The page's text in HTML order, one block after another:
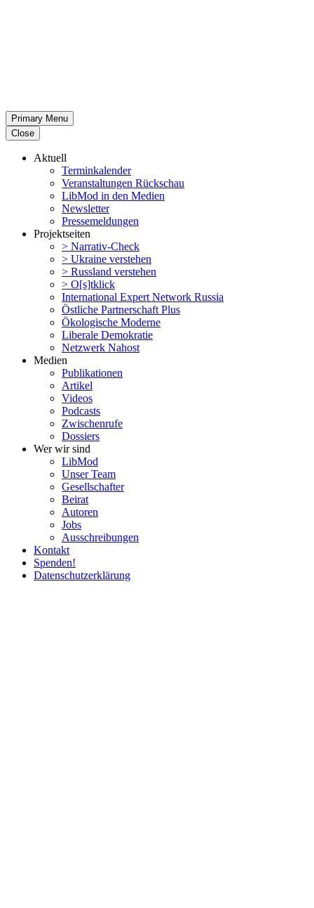
Primary Menu
Close
Aktuell
Termin­ka­lender
Veran­stal­tungen Rückschau
LibMod in den Medien
Newsletter
Presse­mel­dungen
Projekt­seiten
> Narrativ-Check
> Ukraine verstehen
> Russland verstehen
> O[s]tklick
Inter­na­tional Expert Network Russia
Östliche Partner­schaft Plus
Ökolo­gische Moderne
Liberale Demokratie
Netzwerk Nahost
Medien
Publi­ka­tionen
Artikel
Videos
Podcasts
Zwischenrufe
Dossiers
Wer wir sind
LibMod
Unser Team
Gesell­schafter
Beirat
Autoren
Jobs
Ausschrei­bungen
Kontakt
Spenden!
Daten­schutz­er­klärung